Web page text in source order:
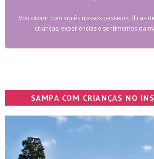
Vou dividir com vocês nossos passeios, dicas
crianças, experiências e sentimentos da
SAMPA COM CRIANÇAS NO